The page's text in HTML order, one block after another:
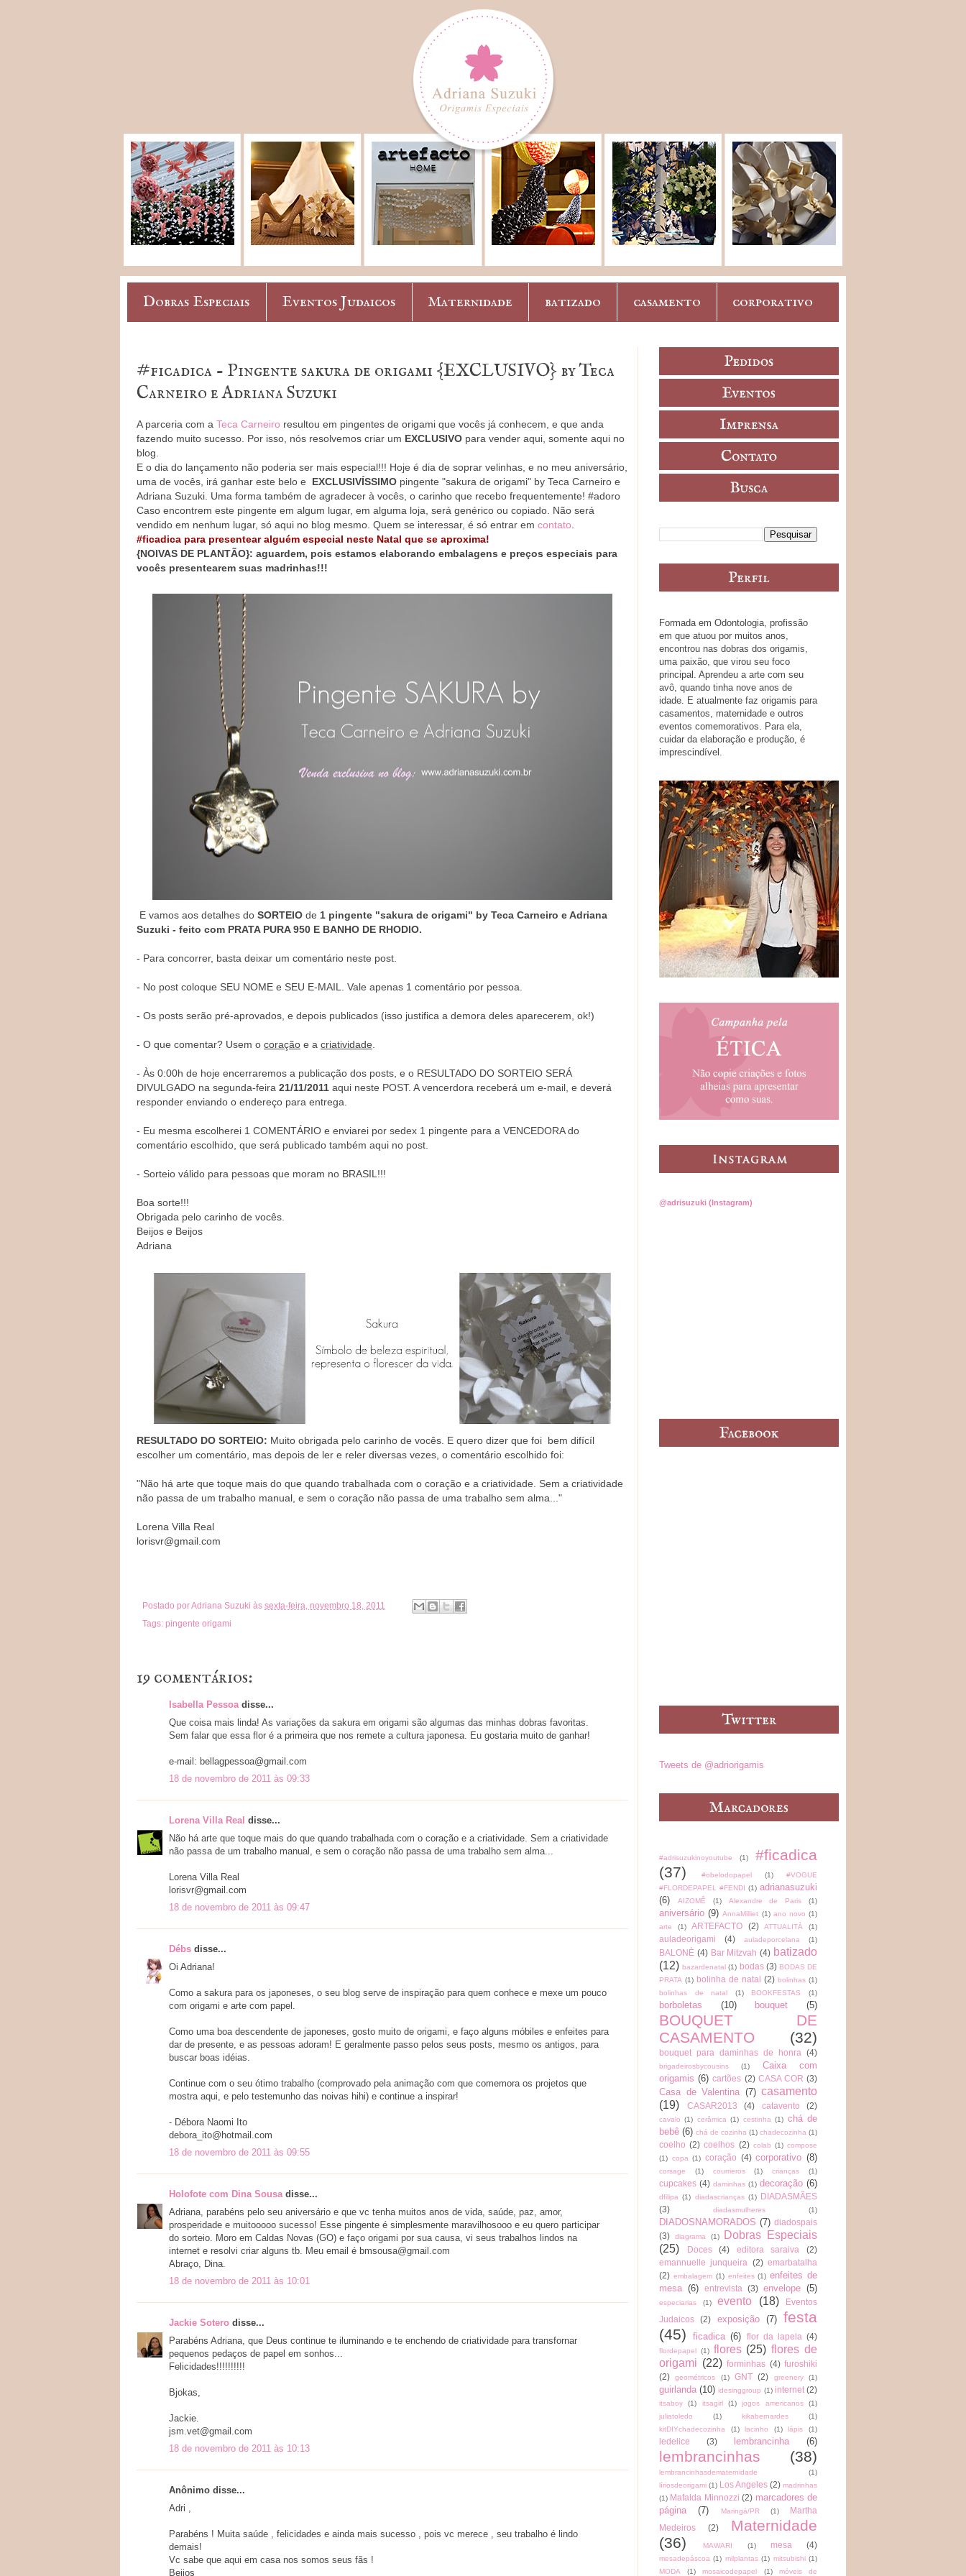
Dobras Especiais Eventos Judaicos Maternidade batizado casamento corporativo
#ficadica - Pingente sakura de origami {EXCLUSIVO} by Teca
Carneiro e Adriana Suzuki
A parceria com a Teca Carneiro resultou em pingentes de origami que vocês já conhecem, e que anda
fazendo muito sucesso. Por isso, nós resolvemos criar um EXCLUSIVO para vender aqui, somente aqui no
blog.
E o dia do lançamento não poderia ser mais especial!!! Hoje é dia de soprar velinhas, e no meu aniversário,
uma de vocês, irá ganhar este belo e EXCLUSIVÍSSIMO pingente "sakura de origami" by Teca Carneiro e
Adriana Suzuki. Uma forma também de agradecer à vocês, o carinho que recebo frequentemente! #adoro
Caso encontrem este pingente em algum lugar, em alguma loja, será genérico ou copiado. Não será
vendido em nenhum lugar, só aqui no blog mesmo. Quem se interessar, é só entrar em contato.
#ficadica para presentear alguém especial neste Natal que se aproxima!
{NOIVAS DE PLANTÃO}: aguardem, pois estamos elaborando embalagens e preços especiais para
vocês presentearem suas madrinhas!!!
E vamos aos detalhes do SORTEIO de 1 pingente "sakura de origami" by Teca Carneiro e Adriana
Suzuki - feito com PRATA PURA 950 E BANHO DE RHODIO.
- Para concorrer, basta deixar um comentário neste post.
- No post coloque SEU NOME e SEU E-MAIL. Vale apenas 1 comentário por pessoa.
- Os posts serão pré-aprovados, e depois publicados (isso justifica a demora deles aparecerem, ok!)
- O que comentar? Usem o coração e a criatividade.
- Às 0:00h de hoje encerraremos a publicação dos posts, e o RESULTADO DO SORTEIO SERÁ
DIVULGADO na segunda-feira 21/11/2011 aqui neste POST. A vencerdora receberá um e-mail, e deverá
responder enviando o endereço para entrega.
- Eu mesma escolherei 1 COMENTÁRIO e enviarei por sedex 1 pingente para a VENCEDORA do
comentário escolhido, que será publicado também aqui no post.
- Sorteio válido para pessoas que moram no BRASIL!!!
Boa sorte!!!
Obrigada pelo carinho de vocês.
Beijos e Beijos
Adriana
RESULTADO DO SORTEIO: Muito obrigada pelo carinho de vocês. E quero dizer que foi bem difícíl
escolher um comentário, mas depois de ler e reler diversas vezes, o comentário escolhido foi:
"Não há arte que toque mais do que quando trabalhada com o coração e a criatividade. Sem a criatividade
não passa de um trabalho manual, e sem o coração não passa de uma trabalho sem alma..."
Lorena Villa Real
lorisvr@gmail.com
Postado porAdriana Suzuki às sexta-feira, novembro 18, 2011
Tags: pingente origami
19 comentários:
Isabella Pessoadisse...
Que coisa mais linda! As variações da sakura em origami são algumas das minhas dobras favoritas.
Sem falar que essa flor é a primeira que nos remete a cultura japonesa. Eu gostaria muito de ganhar!
e-mail: bellagpessoa@gmail.com
18 de novembro de 2011 às 09:33
Lorena Villa Real disse...
Não há arte que toque mais do que quando trabalhada com o coração e a criatividade. Sem a criatividade
não passa de um trabalho manual, e sem o coração não passa de uma trabalho sem alma...
Lorena Villa Real
lorisvr@gmail.com
18 de novembro de 2011 às 09:47
Débs disse...
Oi Adriana!
Como a sakura para os japoneses, o seu blog serve de inspiração para quem conhece e mexe um pouco
com origami e arte com papel.
Como uma boa descendente de japoneses, gosto muito de origami, e faço alguns móbiles e enfeites para
dar de presente, e as pessoas adoram! E geralmente passo pelos seus posts, mesmo os antigos, para
buscar boas idéias.
Continue com o seu ótimo trabalho (comprovado pela animação com que comemora os projetos que
mostra aqui, e pelo testemunho das noivas hihi) e continue a inspirar!
- Débora Naomi Ito
debora_ito@hotmail.com
18 de novembro de 2011 às 09:55
Holofote com Dina Sousadisse...
Adriana, parabéns pelo seu aniversário e que vc tenha muitos anos de vida, saúde, paz, amor,
prosperidade e muitooooo sucesso! Esse pingente é simplesmente maravilhosooo e eu quero participar
do sorteio. Moro em Caldas Novas (GO) e faço origami por sua causa, vi seus trabalhos lindos na
internet e resolvi criar alguns tb. Meu email é bmsousa@gmail.com
Abraço, Dina.
18 de novembro de 2011 às 10:01
Jackie Sotero disse...
Parabéns Adriana, que Deus continue te iluminando e te enchendo de criatividade para transfornar
pequenos pedaços de papel em sonhos...
Felicidades!!!!!!!!!!
Bjokas,
Jackie.
jsm.vet@gmail.com
18 de novembro de 2011 às 10:13
Anônimo disse...
Adri ,
Parabéns ! Muita saúde , felicidades e ainda mais sucesso , pois vc merece , seu trabalho é lindo
demais!
Vc sabe que aqui em casa nos somos seus fãs !
Beijos
Formada em Odontologia, profissão
em que atuou por muitos anos,
encontrou nas dobras dos origamis,
uma paixão, que virou seu foco
principal. Aprendeu a arte com seu
avô, quando tinha nove anos de
idade. E atualmente faz origamis para
casamentos, maternidade e outros
eventos comemorativos. Para ela,
cuidar da elaboração e produção, é
imprescindível.
@adrisuzuki (Instagram)
Tweets de @adriorigamis
#adrisuzukinoyoutube (1)
#ficadica
(37)
#obelodopapel (1)
#VOGUE
#FLORDEPAPEL #FENDI (1) adrianasuzuki
(6)
AIZOMÊ (1) Alexandre de Paris (1)
aniversário (9) AnnaMilliet (1) ano novo (1)
arte
(1) ARTEFACTO (2) ATTUALITÀ (1)
auladeorigami (4) auladeporcelana (1)
BALONÈ (4) Bar Mitzvah (4) batizado
(12) bazardenatal (1) bodas (3) BODAS DE
PRATA (1) bolinha de natal (2) bolinhas (1)
bolinhas de natal
(1) BOOKFESTAS (1)
borboletas (10) bouquet (5)
BOUQUET DE
CASAMENTO
(32)
bouquet para daminhas de honra (4)
brigadeirosbycousins (1)
Caixa com
origamis (6) cartões (2) CASA COR (3)
Casa de Valentina (7) casamento
(19)
CASAR2013 (4) catavento (2)
cavalo (1) cerâmica (1) cestinha (1) chá de
bebê (6) chá de cozinha (1) chadecozinha (1)
coelho (2) coelhos (2) colab (1) compose
(1) copa (1) coração (4) corporativo (8)
corsage (1) courrieros (1) crianças (1)
cupcakes (4) daminhas (1) decoração (6)
dfilipa (1) diadascrianças (1) DIADASMÃES
(3)
diadasmulheres (1)
DIADOSNAMORADOS (7) diadospais
(3)
diagrama (1)
Dobras Especiais
(25)
Doces (4) editora saraiva
(2)
emannuelle junqueira
(2) emarbatalha
(2) embalagem (1) enfeites (1) enfeites de
mesa (6) entrevista (3) envelope (5)
especiarias (1) evento (18)
Eventos
Judaicos
(2) exposição (7)
festa
(45)
ficadica (6) flor da lapela (4)
flordepapel (1) flores (25) flores de
origami (22) forminhas (4) furoshiki
(2)
geométricos (1) GNT (2) greenery (1)
guirlanda (10) idesinggroup (1) internet (2)
itsaboy (1) itsagirl (1) jogos americanos
(1)
juliatoledo
(1) kikabernardes
(1)
kitDIYchadecozinha
(1) lacinho (1) lápis (1)
ledelice (3) lembrancinha (6)
lembrancinhas (38)
lembrancinhasdematernidade
(1)
líriosdeorigami (1) Los Angeles (2) madrinhas
(1) Mafalda Minnozzi (2) marcadores de
página
(7) Maringá/PR (1)
Martha
Medeiros
(2)
Maternidade
(36)
MAWARI (1) mesa (4)
mesadepáscoa (1) milplantas (1) mitsubishi (1)
MODA
(1) mosaicodepapel (1) móveis de